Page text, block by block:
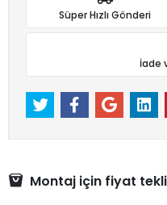
Süper Hızlı Gönderi
İade
Montaj için fiyat